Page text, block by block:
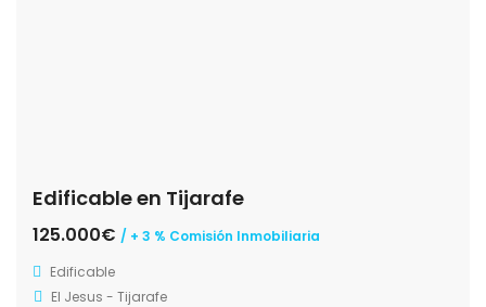
Edificable en Tijarafe
125.000€ / + 3 % Comisión Inmobiliaria
Edificable
El Jesus - Tijarafe